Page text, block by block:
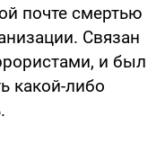
почте смертью
Связан
и был
какой-либо